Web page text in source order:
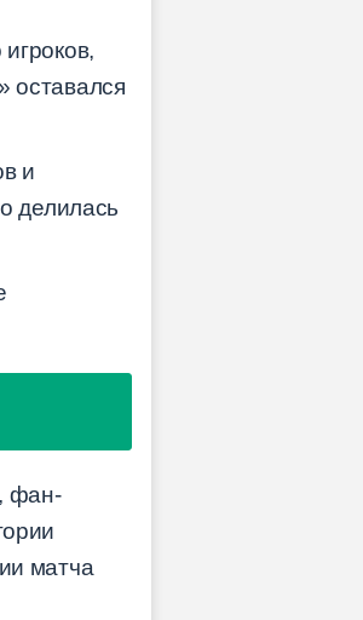
оставался
и
делилась
фан-
матча